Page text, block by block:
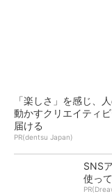
「楽しさ」を感じ、
動かすクリエイティ
届ける
PR(dentsu Japan)
SNS
使っ